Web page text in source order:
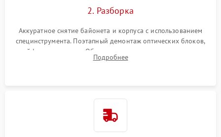
2. Разборка
Аккуратное снятие байонета и корпуса с использованием
специнструмента. Поэтапный демонтаж оптических блоков,
шлейфов и приводов. Обязательная маркировка положения
линзовых групп для сохранения заводской центровки при
Подробнее